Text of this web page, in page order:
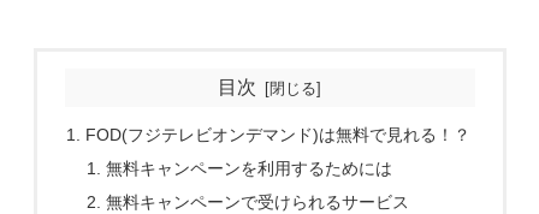
目次
FOD(フジテレビオンデマンド)は無料で見れる！？
無料キャンペーンを利用するためには
無料キャンペーンで受けられるサービス